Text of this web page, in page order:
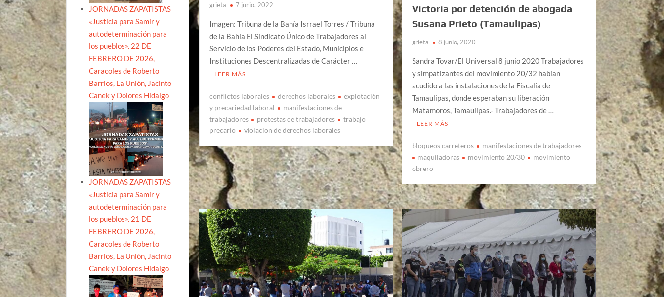
grieta 7 junio, 2022
Imagen: Tribuna de la Bahía Isrrael Torres / Tribuna
de la Bahía El Sindicato Único de Trabajadores al
Servicio de los Poderes del Estado, Municipios e
Instituciones Descentralizadas de Carácter …
LEER MÁS
conflictos laborales derechos laborales
explotación
y precariedad laboral
manifestaciones de
trabajadores
protestas de trabajadores
trabajo
precario
violacion de derechos laborales
Victoria por detención de abogada
Susana Prieto (Tamaulipas)
grieta 8 junio, 2020
Sandra Tovar/El Universal 8 junio 2020 Trabajadores
y simpatizantes del movimiento 20/32 habían
acudido a las instalaciones de la Fiscalía de
Tamaulipas, donde esperaban su liberación
Matamoros, Tamaulipas.- Trabajadores de …
LEER MÁS
bloqueos carreteros
manifestaciones de trabajadores
maquiladoras
movimiento 20/30
movimiento
obrero
JORNADAS ZAPATISTAS
«Justicia para Samir y
autodeterminación para
los pueblos». 22 DE
FEBRERO DE 2026,
Caracoles de Roberto
Barrios, La Unión, Jacinto
Canek y Dolores Hidalgo
JORNADAS ZAPATISTAS
«Justicia para Samir y
autodeterminación para
los pueblos». 21 DE
FEBRERO DE 2026,
Caracoles de Roberto
Barrios, La Unión, Jacinto
Canek y Dolores Hidalgo